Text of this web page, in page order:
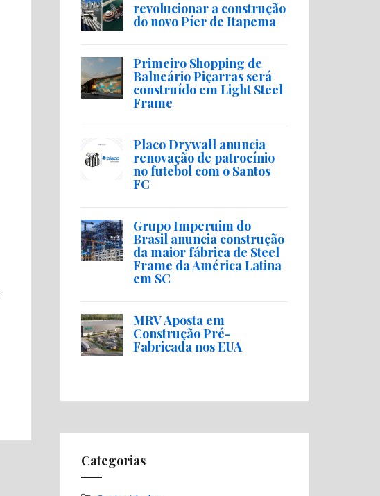
revolucionar a construção
do novo Píer de Itapema
Primeiro Shopping de
Balneário Piçarras será
construído em Light Steel
Frame
Placo Drywall anuncia
renovação de patrocínio
no futebol com o Santos
FC
Grupo Imperuim do
Brasil anuncia construção
da maior fábrica de Steel
Frame da América Latina
em SC
MRV Aposta em
Construção Pré-
Fabricada nos EUA
Categorias